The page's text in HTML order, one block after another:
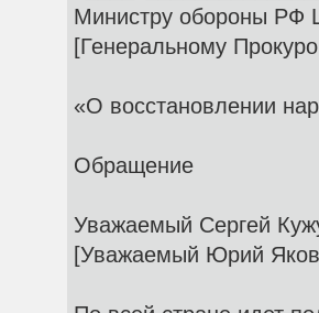
Министру обороны РФ
[Генеральному
«О восстановлении
Обращение
Уважаемый Сергей
[Уважаемый Юрий